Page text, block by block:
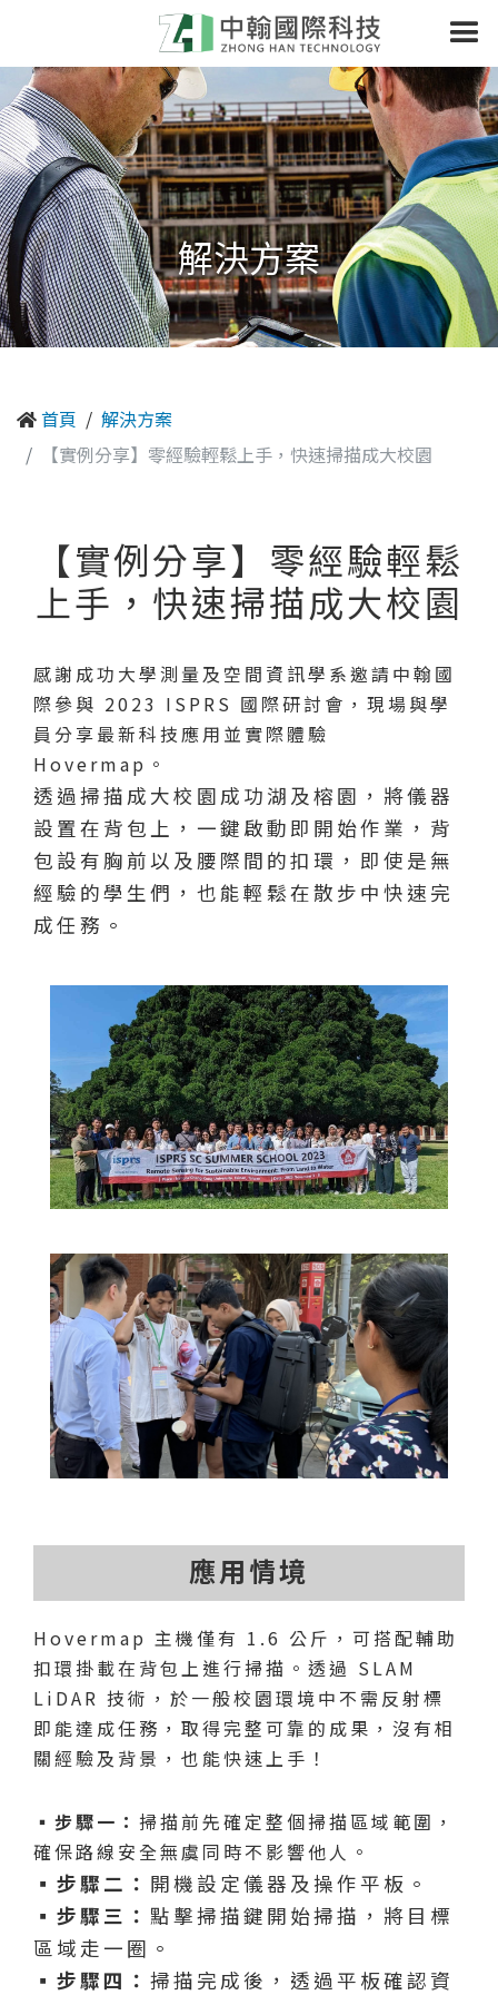
解決方案
首頁
解決方案
【實例分享】零經驗輕鬆上手，快速掃描成大校園
【實例分享】零經驗輕鬆
上手，快速掃描成大校園
感謝成功大學測量及空間資訊學系邀請中翰國
際參與 2023 ISPRS 國際研討會，現場與學
員分享最新科技應用並實際體驗
Hovermap。
透過掃描成大校園成功湖及榕園，將儀器
設置在背包上，一鍵啟動即開始作業，背
包設有胸前以及腰際間的扣環，即使是無
經驗的學生們，也能輕鬆在散步中快速完
成任務。
應用情境
Hovermap 主機僅有 1.6 公斤，可搭配輔助
扣環掛載在背包上進行掃描。透過 SLAM
LiDAR 技術，於一般校園環境中不需反射標
即能達成任務，取得完整可靠的成果，沒有相
關經驗及背景，也能快速上手！
▪︎步驟一： 掃描前先確定整個掃描區域範圍，
確保路線安全無虞同時不影響他人。
▪︎步驟二： 開機設定儀器及操作平板。
▪︎ 步驟三： 點擊掃描鍵開始掃描，將目標
區域走一圈。
▪︎步驟四： 掃描完成後，透過平板確認資